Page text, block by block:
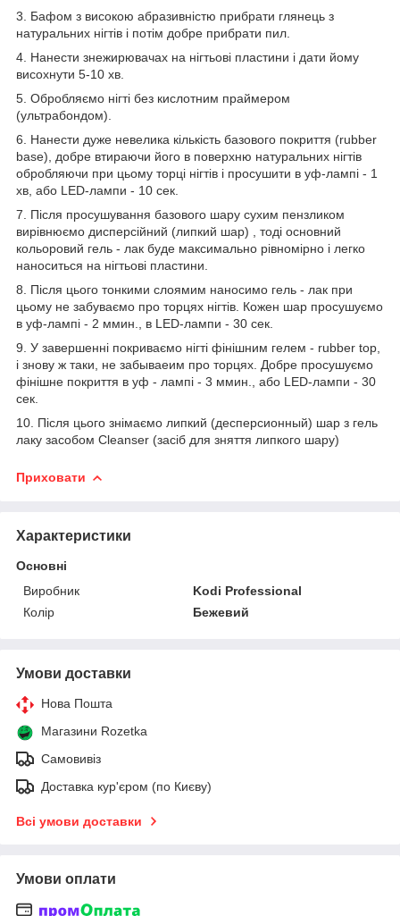
3. Бафом з високою абразивністю прибрати глянець з
натуральних нігтів і потім добре прибрати пил.
4. Нанести знежирювачах на нігтьові пластини і дати йому
висохнути 5-10 хв.
5. Обробляємо нігті без кислотним праймером
(ультрабондом).
6. Нанести дуже невелика кількість базового покриття (rubber
base), добре втираючи його в поверхню натуральних нігтів
обробляючи при цьому торці нігтів і просушити в уф-лампі - 1
хв, або LED-лампи - 10 сек.
7. Після просушування базового шару сухим пензликом
вирівнюємо дисперсійний (липкий шар) , тоді основний
кольоровий гель - лак буде максимально рівномірно і легко
наноситься на нігтьові пластини.
8. Після цього тонкими слоямим наносимо гель - лак при
цьому не забуваємо про торцях нігтів. Кожен шар просушуємо
в уф-лампі - 2 ммин., в LED-лампи - 30 сек.
9. У завершенні покриваємо нігті фінішним гелем - rubber top,
і знову ж таки, не забываеим про торцях. Добре просушуємо
фінішне покриття в уф - лампі - 3 ммин., або LED-лампи - 30
сек.
10. Після цього знімаємо липкий (десперсионный) шар з гель
лаку засобом Cleanser (засіб для зняття липкого шару)
Приховати
Характеристики
Основні
Виробник
Kodi Professional
Колір
Бежевий
Умови доставки
Нова Пошта
Магазини Rozetka
Самовивіз
Доставка кур'єром (по Києву)
Всі умови доставки
Умови оплати